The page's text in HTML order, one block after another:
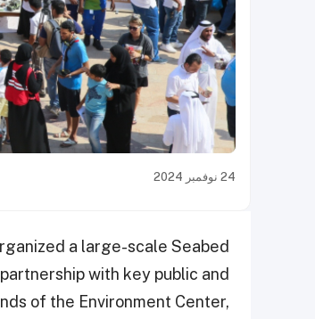
24 نوفمبر 2024
a large-scale Seabed
with key public and
of the Environment Center,